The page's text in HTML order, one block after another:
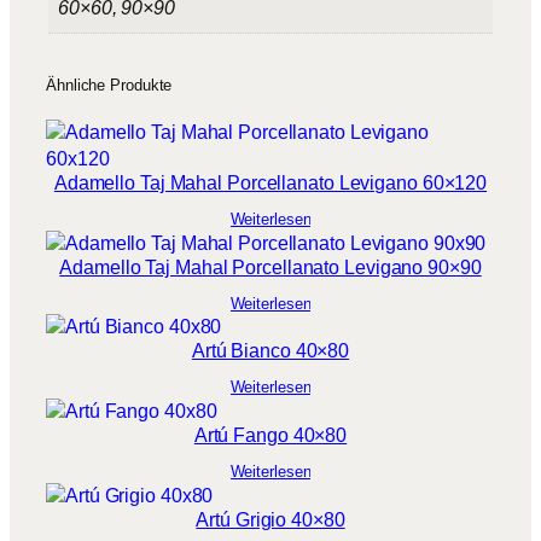
b
3
1
2
€
M
n
g
e
60×60, 90×90
Ähnliche Produkte
Adamello Taj Mahal Porcellanato Levigano 60×120
Weiterlesen
Adamello Taj Mahal Porcellanato Levigano 90×90
Weiterlesen
Artú Bianco 40×80
Weiterlesen
Artú Fango 40×80
Weiterlesen
Artú Grigio 40×80